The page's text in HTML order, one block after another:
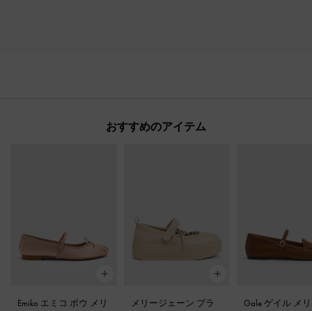
おすすめのアイテム
Emiko エミコ ボウ メリ
メリージェーン プラ
Gale ゲイル メ